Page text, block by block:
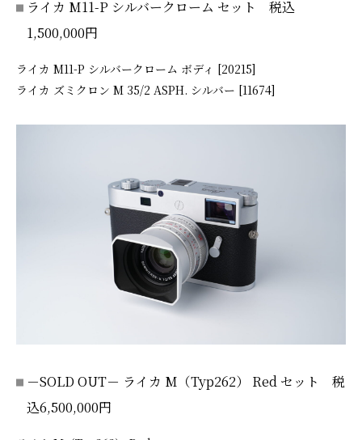
ライカ M11-P シルバークローム セット 税込
1,500,000円
ライカ M11-P シルバークローム ボディ [20215]
ライカ ズミクロン M 35/2 ASPH. シルバー [11674]
－SOLD OUT－ ライカ M（Typ262） Red セット 税
込6,500,000円